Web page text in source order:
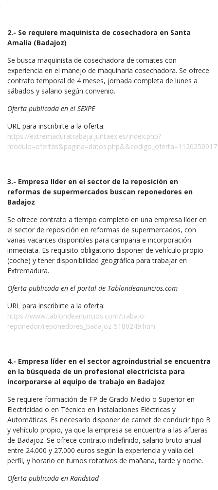
2.- Se requiere maquinista de cosechadora en Santa
Amalia (Badajoz)
Se busca maquinista de cosechadora de tomates con
experiencia en el manejo de maquinaria cosechadora. Se ofrece
contrato temporal de 4 meses, jornada completa de lunes a
sábados y salario según convenio.
Oferta publicada en el SEXPE
URL para inscribirte a la oferta:
https://extremaduratrabaja.juntaex.es/index.php?
3.- Empresa líder en el sector de la reposición en
reformas de supermercados buscan reponedores en
Badajoz
Se ofrece contrato a tiempo completo en una empresa líder en
el sector de reposición en reformas de supermercados, con
varias vacantes disponibles para campaña e incorporación
inmediata. Es requisito obligatorio disponer de vehículo propio
(coche) y tener disponibilidad geográfica para trabajar en
Extremadura.
Oferta publicada en el portal de Tablondeanuncios.com
URL para inscribirte a la oferta:
https://www.tablondeanuncios.com/trabajo-
reponedor/reponedores_badajoz-5180249.htm
4.- Empresa líder en el sector agroindustrial se encuentra
en la búsqueda de un profesional electricista para
incorporarse al equipo de trabajo en Badajoz
Se requiere formación de FP de Grado Medio o Superior en
Electricidad o en Técnico en Instalaciones Eléctricas y
Automáticas. Es necesario disponer de carnet de conducir tipo B
y vehículo propio, ya que la empresa se encuentra a las afueras
de Badajoz. Se ofrece contrato indefinido, salario bruto anual
entre 24.000 y 27.000 euros según la experiencia y valía del
perfil, y horario en turnos rotativos de mañana, tarde y noche.
Oferta publicada en Randstad